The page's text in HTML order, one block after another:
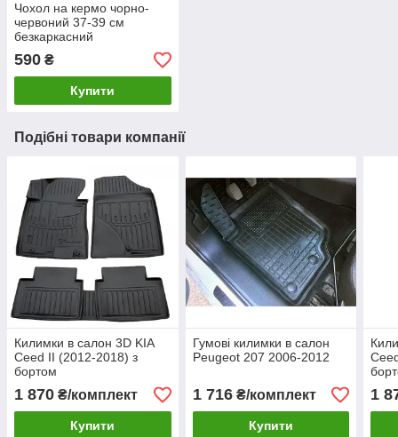
Чохол на кермо чорно-
червоний 37-39 см
безкаркасний
590 ₴
Купити
Подібні товари компанії
Килимки в салон 3D KIA
Ceed II (2012-2018) з
бортом
1 870 ₴/комплект
Купити
Гумові килимки в салон
Peugeot 207 2006-2012
1 716₴/комплект
Купити
1